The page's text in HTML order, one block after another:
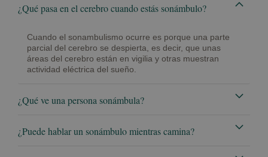
¿Qué pasa en el cerebro cuando estás sonámbulo?
Cuando el sonambulismo ocurre es porque una parte
parcial del cerebro se despierta, es decir, que unas
áreas del cerebro están en vigilia y otras muestran
actividad eléctrica del sueño.
¿Qué ve una persona sonámbula?
¿Puede hablar un sonámbulo mientras camina?